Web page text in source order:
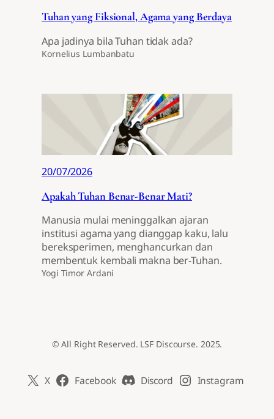
Tuhan yang Fiksional, Agama yang Berdaya
Apa jadinya bila Tuhan tidak ada?
Kornelius Lumbanbatu
20/07/2026
Apakah Tuhan Benar-Benar Mati?
Manusia mulai meninggalkan ajaran
institusi agama yang dianggap kaku, lalu
bereksperimen, menghancurkan dan
membentuk kembali makna ber-Tuhan.
Yogi Timor Ardani
© All Right Reserved. LSF Discourse. 2025.
X Facebook Discord Instagram